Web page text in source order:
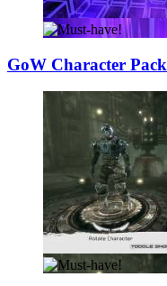
GoW Character Pa­ck